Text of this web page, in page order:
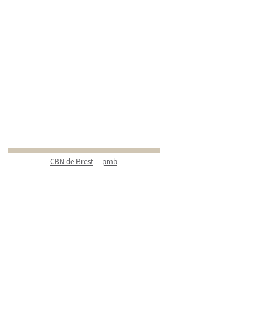
CBN de Brest pmb